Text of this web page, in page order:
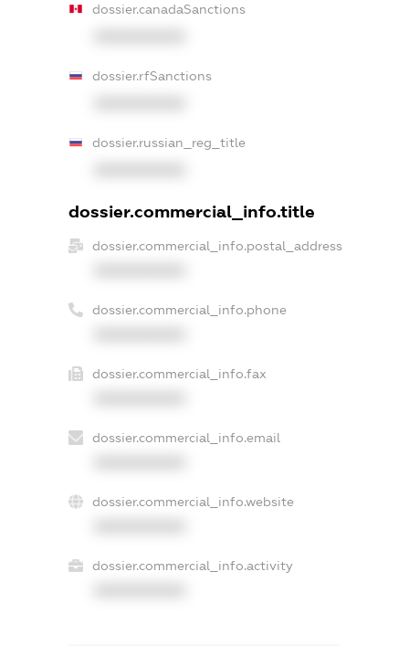
dossier.canadaSanctions
dossier.rfSanctions
dossier.russian_reg_title
dossier.commercial_info.title
dossier.commercial_info.postal_address
dossier.commercial_info.phone
dossier.commercial_info.fax
dossier.commercial_info.email
dossier.commercial_info.website
dossier.commercial_info.activity